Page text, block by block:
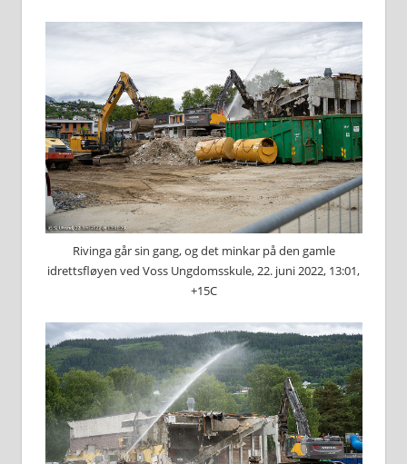
Rivinga går sin gang, og det minkar på den gamle
idrettsfløyen ved Voss Ungdomsskule, 22. juni 2022, 13:01,
+15C